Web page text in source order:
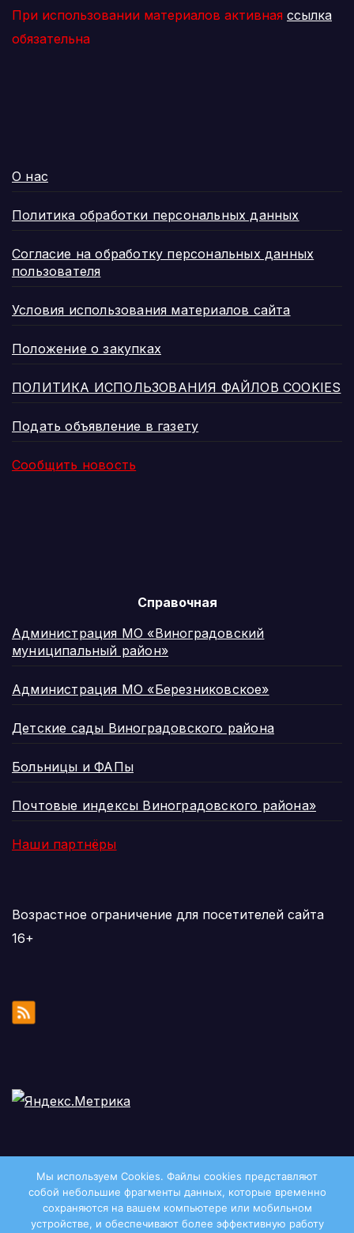
При использовании материалов активная ссылка
обязательна
О нас
Политика обработки персональных данных
Согласие на обработку персональных данных
пользователя
Условия использования материалов сайта
Положение о закупках
ПОЛИТИКА ИСПОЛЬЗОВАНИЯ ФАЙЛОВ COOKIES
Подать объявление в газету
Сообщить новость
Справочная
Администрация МО «Виноградовский
муниципальный район»
Администрация МО «Березниковское»
Детские сады Виноградовского района
Больницы и ФАПы
Почтовые индексы Виноградовского района»
Наши партнёры
Возрастное ограничение для посетителей сайта
16+
Мы используем Cookies. Файлы сookies представляют
собой небольшие фрагменты данных, которые временно
сохраняются на вашем компьютере или мобильном
устройстве, и обеспечивают более эффективную работу